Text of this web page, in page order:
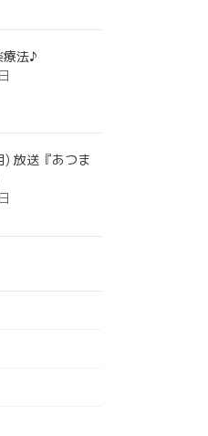
療法♪
放送『あつま